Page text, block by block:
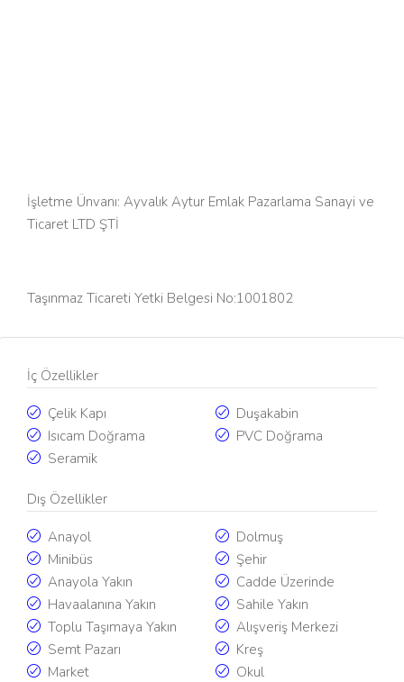
İşletme Ünvanı: Ayvalık Aytur Emlak Pazarlama Sanayi ve
Ticaret LTD ŞTİ
Taşınmaz Ticareti Yetki Belgesi No:1001802
İç Özellikler
Çelik Kapı
Duşakabin
Isıcam Doğrama
PVC Doğrama
Seramik
Dış Özellikler
Anayol
Dolmuş
Minibüs
Şehir
Anayola Yakın
Cadde Üzerinde
Havaalanına Yakın
Sahile Yakın
Toplu Taşımaya Yakın
Alışveriş Merkezi
Semt Pazarı
Kreş
Market
Okul